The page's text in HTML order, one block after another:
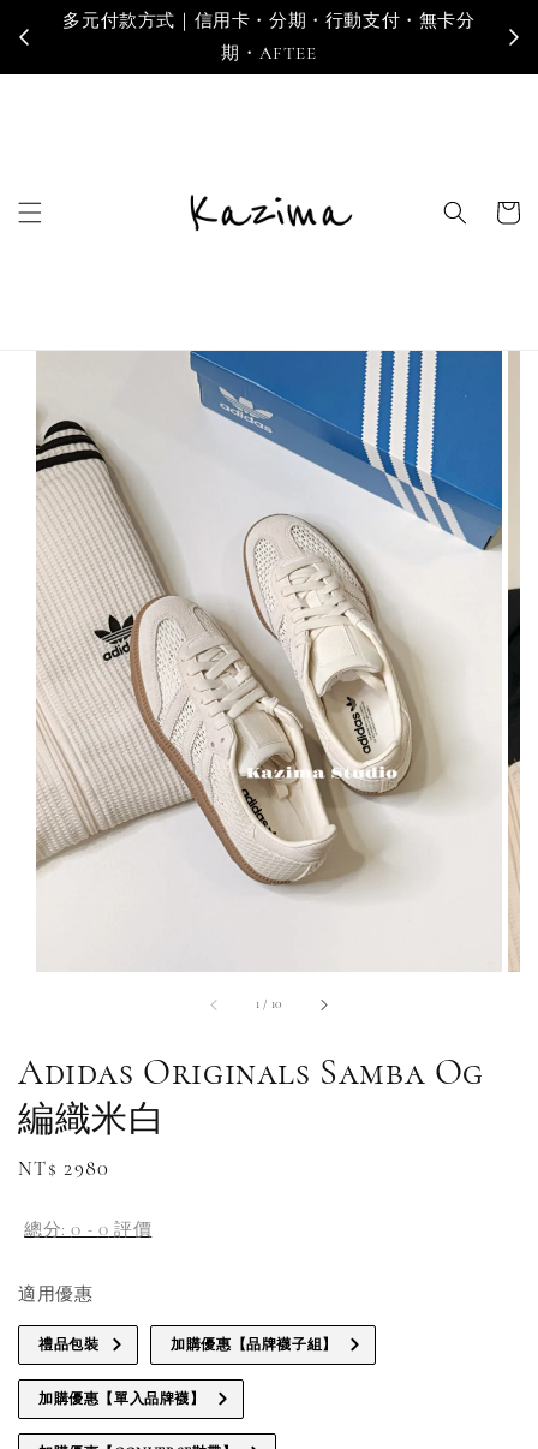
多元付款方式｜信用卡・分期・行動支付・無卡分
期・AFTEE
寄
1 / 10
Adidas Originals Samba Og
編織米白
Regular
NT$ 2980
總分:0 - 0 評價
適用優惠
禮品包裝 加購優惠【品牌襪子組】
加購優惠【單入品牌襪】